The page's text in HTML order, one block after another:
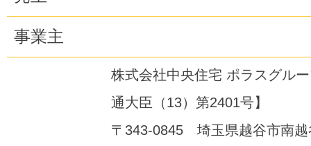
事業主
株式会社中央住宅 ポラスグル
通大臣（13）第2401号】
〒343-0845 埼玉県越谷市南越